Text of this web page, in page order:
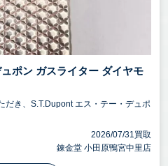
ポン ガスライター ダイヤモ
だき、S.T.Dupont エス・テー・デュポ
2026/07/31買取
錬金堂 小田原鴨宮中里店